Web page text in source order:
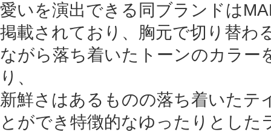
愛いを演出できる同ブランドは
掲載されており、胸元で切り替わ
ながら落ち着いたトーンのカラー
り、
新鮮さはあるものの落ち着いたテ
とができ特徴的なゆったりとした